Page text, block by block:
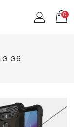
0
LG G6